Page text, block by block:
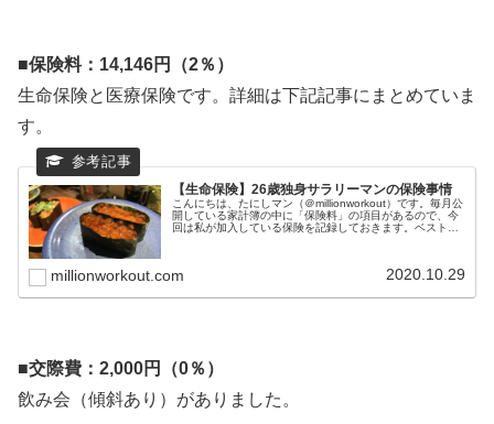
■保険料：14,146円（2％）
生命保険と医療保険です。詳細は下記記事にまとめていま
す。
【生命保険】26歳独身サラリーマンの保険事情
こんにちは、たにしマン（＠millionworkout）です。毎月公
開している家計簿の中に「保険料」の項目があるので、今
回は私が加入している保険を記録しておきます。ベストセ
millionworkout.com 2020.10.29
■交際費：2,000円（0％）
飲み会（傾斜あり）がありました。